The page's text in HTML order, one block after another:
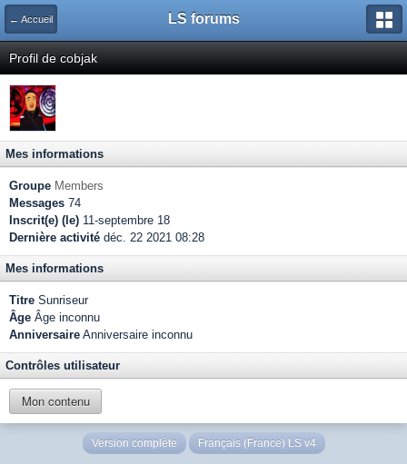
← Accueil LS forums
Profil de cobjak
Mes informations
Groupe Members
Messages 74
Inscrit(e) (le) 11-septembre 18
Dernière activité déc. 22 2021 08:28
Mes informations
Titre Sunriseur
Âge Âge inconnu
Anniversaire Anniversaire inconnu
Contrôles utilisateur
Mon contenu
Version complète Français (France) LS v4